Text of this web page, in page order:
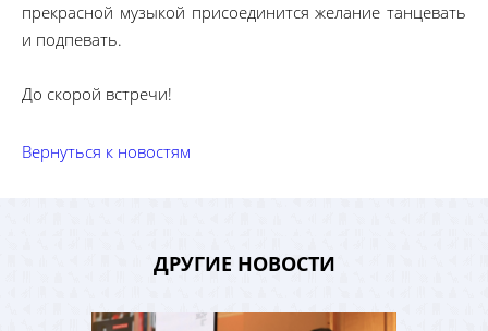
прекрасной музыкой присоединится желание танцевать
и подпевать.
До скорой встречи!
Вернуться к новостям
ДРУГИЕ НОВОСТИ